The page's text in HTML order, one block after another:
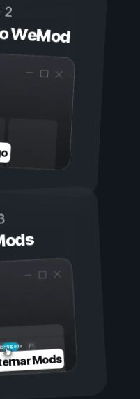
2
WeMod
Ligada
Mods